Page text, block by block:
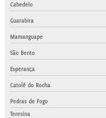
Cabedelo
Guarabira
Mamanguape
São Bento
Esperança
Catolé do Rocha
Pedras de Fogo
Teresina